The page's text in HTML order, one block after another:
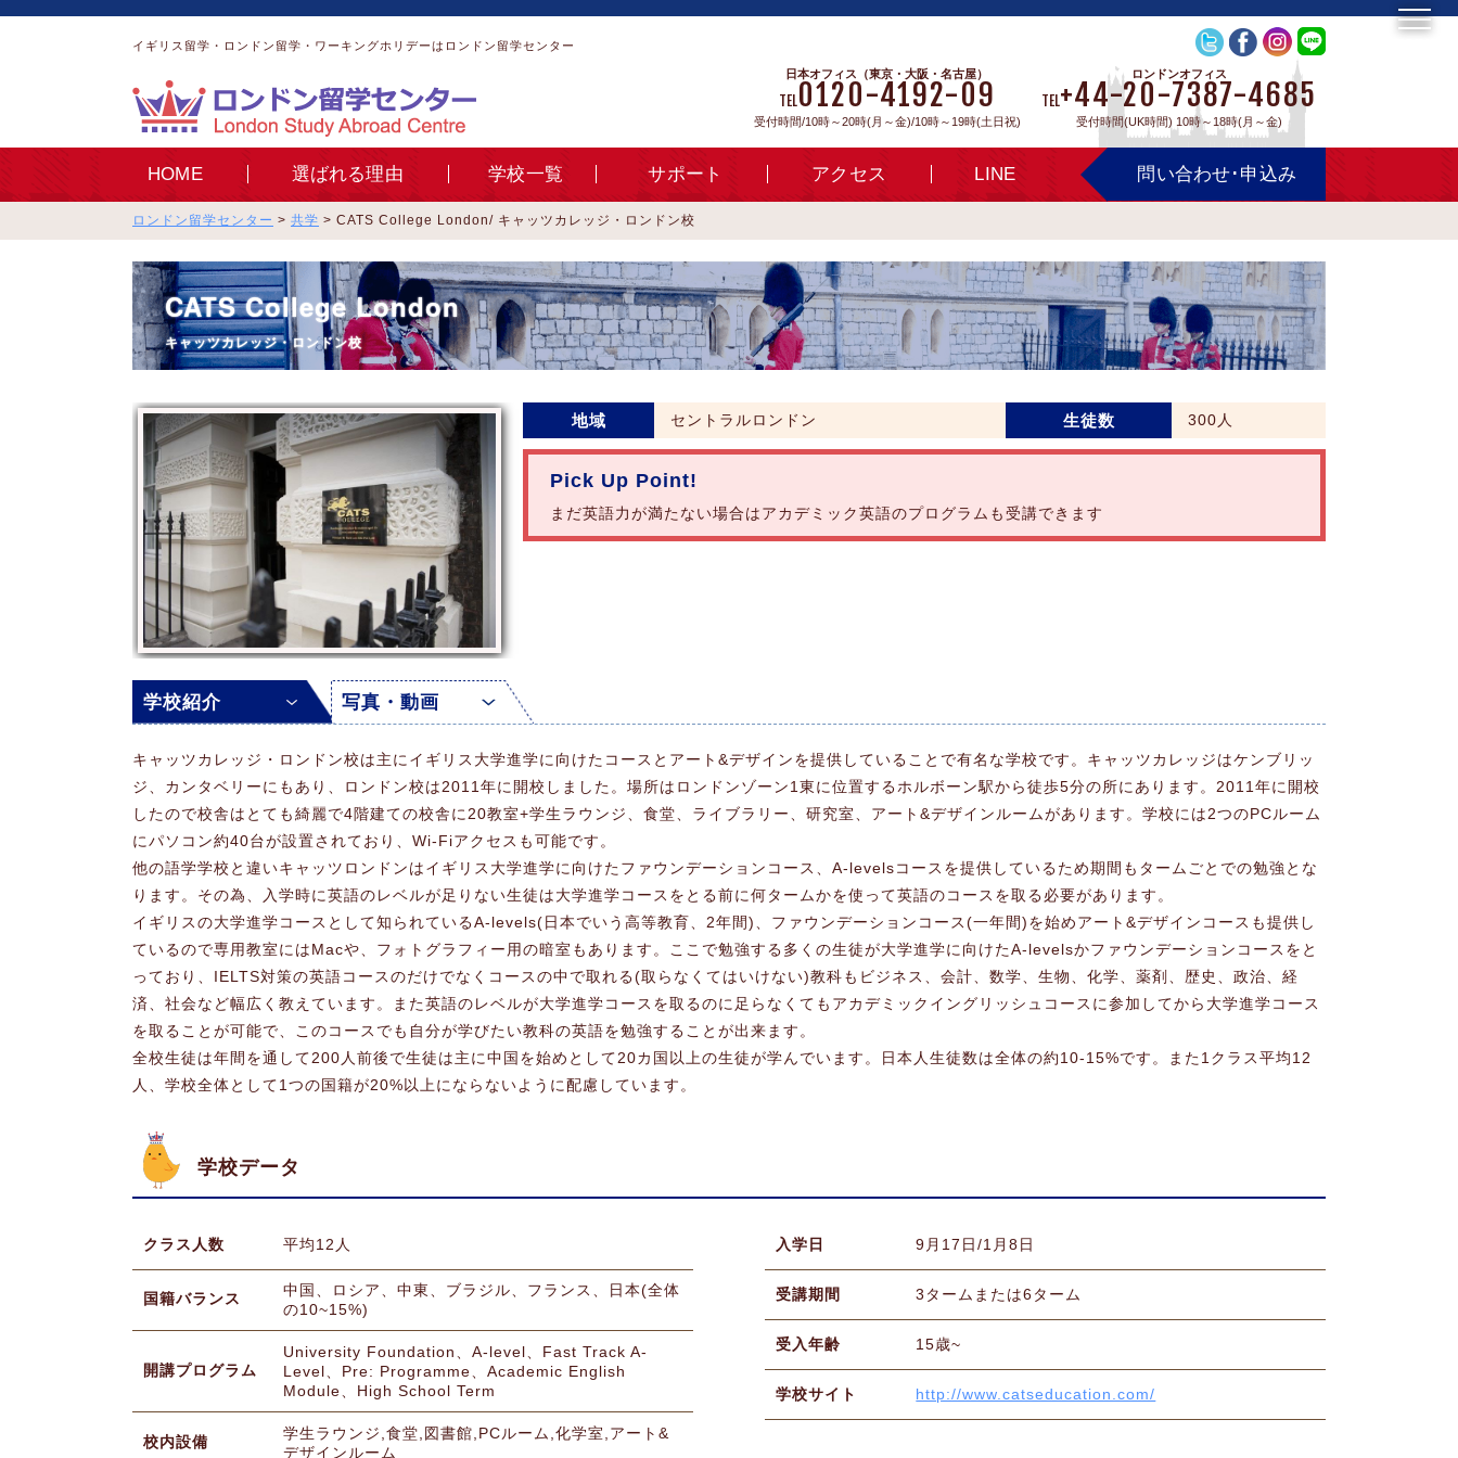
イギリス留学・ロンドン留学・ワーキングホリデーはロンドン留学センター
日本オフィス（東京・大阪・名古屋）
TEL0120-4192-09
受付時間/10時～20時(月～金)/10時～19時(土日祝)
ロンドンオフィス
TEL+44-20-7387-4685
受付時間(UK時間) 10時～18時(月～金)
HOME 選ばれる理由 学校一覧 サポート アクセス LINE 問い合わせ･申込み
ロンドン留学センター > 共学 > CATS College London/ キャッツカレッジ・ロンドン校
CATS College London
キャッツカレッジ・ロンドン校
地域 セントラルロンドン 生徒数 300人
Pick Up Point!
まだ英語力が満たない場合はアカデミック英語のプログラムも受講できます
学校紹介 写真・動画
キャッツカレッジ・ロンドン校は主にイギリス大学進学に向けたコースとアート&デザインを提供していることで有名な学校です。キャッツカレッジはケンブリッ
ジ、カンタベリーにもあり、ロンドン校は2011年に開校しました。場所はロンドンゾーン1東に位置するホルボーン駅から徒歩5分の所にあります。2011年に開校
したので校舎はとても綺麗で4階建ての校舎に20教室+学生ラウンジ、食堂、ライブラリー、研究室、アート&デザインルームがあります。学校には2つのPCルーム
にパソコン約40台が設置されており、Wi-Fiアクセスも可能です。
他の語学学校と違いキャッツロンドンはイギリス大学進学に向けたファウンデーションコース、A-levelsコースを提供しているため期間もタームごとでの勉強とな
ります。その為、入学時に英語のレベルが足りない生徒は大学進学コースをとる前に何タームかを使って英語のコースを取る必要があります。
イギリスの大学進学コースとして知られているA-levels(日本でいう高等教育、2年間)、ファウンデーションコース(一年間)を始めアート&デザインコースも提供し
ているので専用教室にはMacや、フォトグラフィー用の暗室もあります。ここで勉強する多くの生徒が大学進学に向けたA-levelsかファウンデーションコースをと
っており、IELTS対策の英語コースのだけでなくコースの中で取れる(取らなくてはいけない)教科もビジネス、会計、数学、生物、化学、薬剤、歴史、政治、経
済、社会など幅広く教えています。また英語のレベルが大学進学コースを取るのに足らなくてもアカデミックイングリッシュコースに参加してから大学進学コース
を取ることが可能で、このコースでも自分が学びたい教科の英語を勉強することが出来ます。
全校生徒は年間を通して200人前後で生徒は主に中国を始めとして20カ国以上の生徒が学んでいます。日本人生徒数は全体の約10-15%です。また1クラス平均12
人、学校全体として1つの国籍が20%以上にならないように配慮しています。
学校データ
クラス人数 平均12人
国籍バランス
中国、ロシア、中東、ブラジル、フランス、日本(全体
の10~15%)
開講プログラム
University Foundation、A-level、Fast Track A-
Level、Pre: Programme、Academic English
Module、High School Term
校内設備
学生ラウンジ,食堂,図書館,PCルーム,化学室,アート&
デザインルーム
入学日 9月17日/1月8日
受講期間 3タームまたは6ターム
受入年齢 15歳~
学校サイト http://www.catseducation.com/